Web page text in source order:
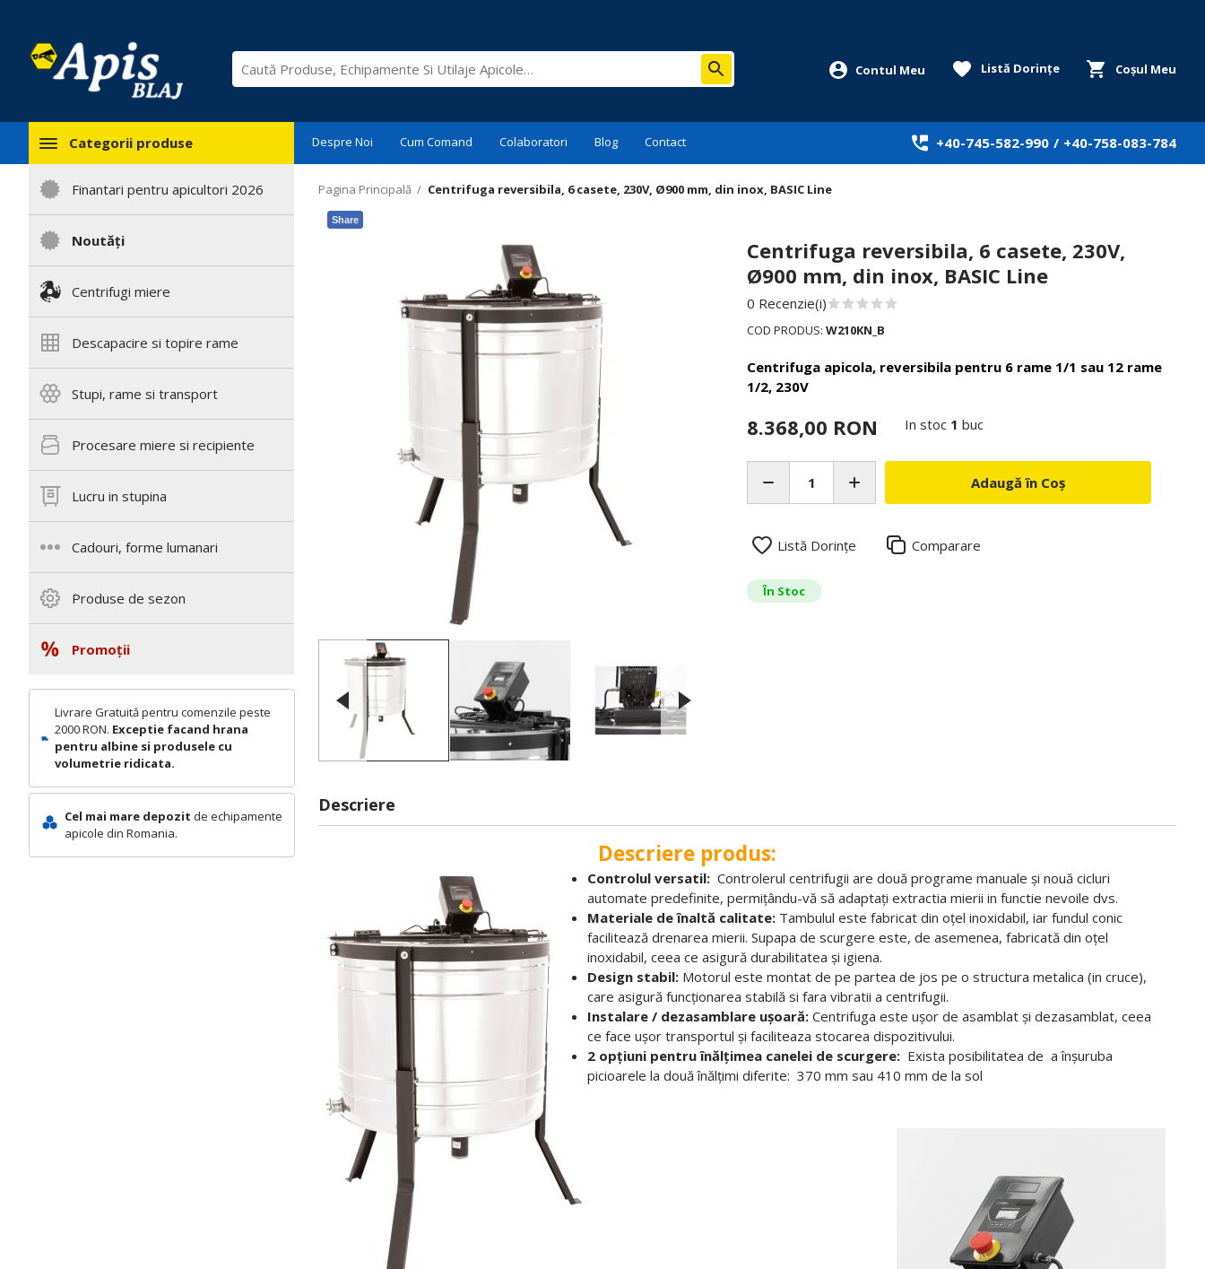
Coșul Meu
Listă Dorințe
Categorii produse
Finantari pentru apicultori 2026
Noutăți
Centrifugi miere
Descapacire si topire rame
Stupi, rame si transport
Procesare miere si recipiente
Lucru in stupina
Cadouri, forme lumanari
Produse de sezon
Promoții
Despre Noi Cum Comand Colaboratori Blog Contact +40-745-582-990 / +40-758-083-784
Livrare Gratuită pentru comenzile peste
2000 RON. Exceptie facand hrana
pentru albine si produsele cu
volumetrie ridicata.
Cel mai mare depozit de echipamente
apicole din Romania.
Pagina Principală / Centrifuga reversibila, 6 casete, 230V, Ø900 mm, din inox, BASIC Line
Share
Centrifuga reversibila, 6 casete, 230V,
Ø900 mm, din inox, BASIC Line
0 Recenzie(i)
COD PRODUS:W210KN_B
Centrifuga apicola, reversibila pentru 6 rame 1/1 sau 12 rame
1/2, 230V
8.368,00 RON In stoc 1 buc
Adaugă în Coș
Listă Dorințe Comparare
În Stoc
Descriere
Descriere produs:
Controlul versatil:Controlerul centrifugii are două programe manuale și nouă cicluri
automate predefinite, permițându-vă să adaptați extractia mierii in functie nevoile dvs.
Materiale de înaltă calitate:Tambulul este fabricat din oțel inoxidabil, iar fundul conic
facilitează drenarea mierii. Supapa de scurgere este, de asemenea, fabricată din oțel
inoxidabil, ceea ce asigură durabilitatea și igiena.
Design stabil:Motorul este montat de pe partea de jos pe o structura metalica (in cruce),
care asigură funcționarea stabilă si fara vibratii a centrifugii.
Instalare / dezasamblare ușoară:Centrifuga este ușor de asamblat și dezasamblat, ceea
ce face ușor transportul și faciliteaza stocarea dispozitivului.
2 opțiuni pentru înălțimea canelei de scurgere:Exista posibilitatea de a înșuruba
picioarele la două înălțimi diferite: 370 mm sau 410 mm de la sol